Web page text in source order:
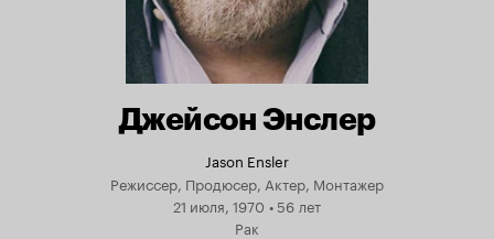
Джейсон Энслер
Jason Ensler
Режиссер, Продюсер, Актер, Монтажер
21 июля, 1970 •56 лет
Рак